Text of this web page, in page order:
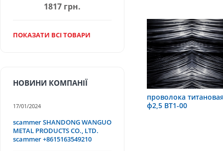
проволока
ф2,5 ВТ1-00
1817 грн.
ПОКАЗАТИ ВСІ ТОВАРИ
НОВИНИ КОМПАНІЇ
17/01/2024
scammer SHANDONG WANGUO
METAL PRODUCTS CO., LTD.
scammer +8615163549210